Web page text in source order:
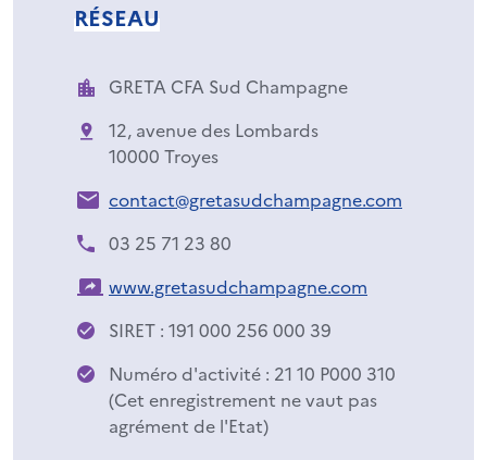
RÉSEAU
GRETA CFA Sud Champagne
12, avenue des Lombards
10000 Troyes
contact@gretasudchampagne.com
03 25 71 23 80
www.gretasudchampagne.com
SIRET : 191 000 256 000 39
Numéro d'activité : 21 10 P000 310
(Cet enregistrement ne vaut pas
agrément de l'Etat)